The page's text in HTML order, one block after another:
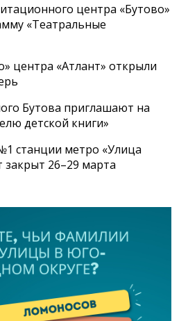
центра «Бутово»
«Театральные
центра «Атлант» открыли
Бутова приглашают на
детской книги»
станции метро «Улица
закрыт 26–29 марта